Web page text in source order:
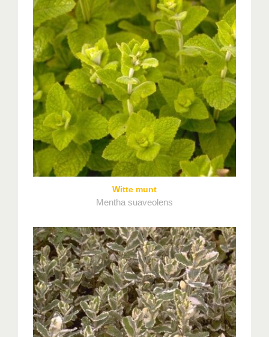
Witte munt
Mentha suaveolens